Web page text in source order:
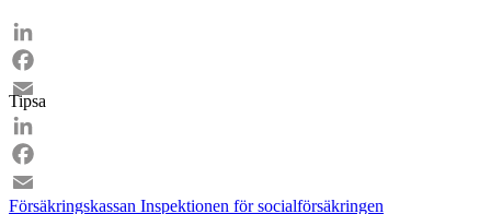
LinkedIn
Facebook
Email
Tipsa
LinkedIn
Facebook
Email
Försäkringskassan Inspektionen för socialförsäkringen